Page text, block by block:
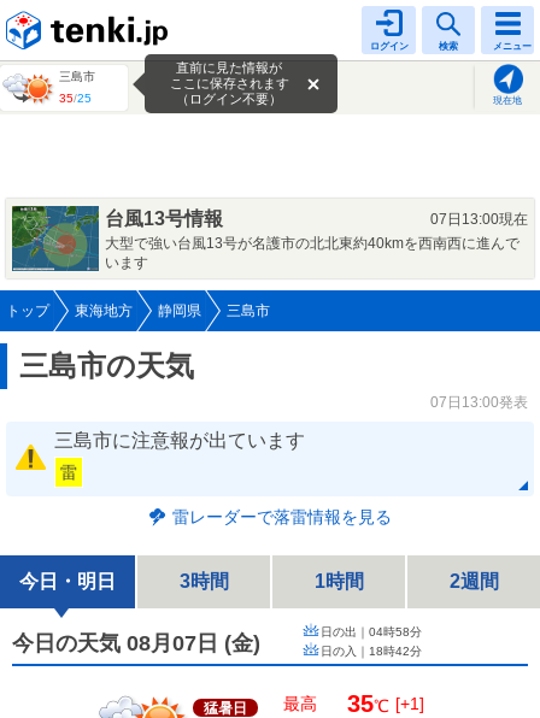
ログイン 検索 メニュー
三島市
35/25 現在地
直前に見た情報が
ここに保存されます
（ログイン不要）
台風13号情報
07日13:00現在
大型で強い台風13号が名護市の北北東約40kmを西南西に進んで
います
トップ 東海地方 静岡県 三島市
三島市の天気
07日13:00発表
三島市に注意報が出ています
雷
雷レーダーで落雷情報を見る
今日・明日 3時間 1時間 2週間
今日の天気 08月07日 (金) 日の出｜ 04時58分
日の入｜ 18時42分
猛暑日 最高 35℃ [+1]